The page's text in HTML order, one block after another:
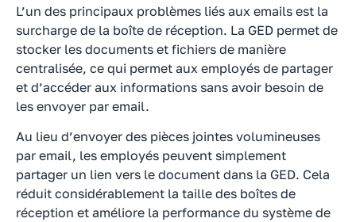
L’un des principaux problèmes liés aux emails est la
surcharge de la boîte de réception. La GED permet de
stocker les documents et fichiers de manière
centralisée, ce qui permet aux employés de partager
et d’accéder aux informations sans avoir besoin de
les envoyer par email.
Au lieu d’envoyer des pièces jointes volumineuses
par email, les employés peuvent simplement
partager un lien vers le document dans la GED. Cela
réduit considérablement la taille des boîtes de
réception et améliore la performance du système de